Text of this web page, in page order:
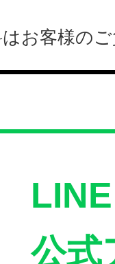
お客様の
LINE
公式